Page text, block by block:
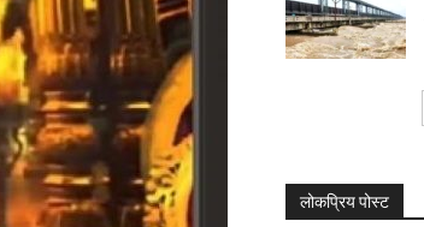
लोकप्रिय पोस्ट